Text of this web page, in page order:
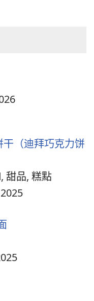
（迪拜巧克力饼
甜品, 糕點